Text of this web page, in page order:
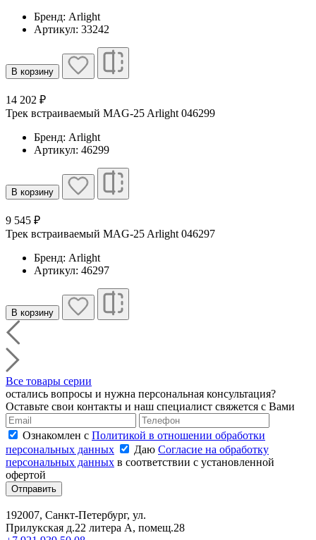
Бренд: Arlight
Артикул: 33242
В корзину
14 202 ₽
Трек встраиваемый MAG-25 Arlight 046299
Бренд: Arlight
Артикул: 46299
В корзину
9 545 ₽
Трек встраиваемый MAG-25 Arlight 046297
Бренд: Arlight
Артикул: 46297
В корзину
Все товары серии
остались вопросы и нужна персональная консультация?
Оставьте свои контакты и наш специалист свяжется с Вами
Ознакомлен с Политикой в отношении обработки
персональных данных
Даю Согласие на обработку
персональных данных в соответствии с установленной
офертой
Отправить
192007, Санкт-Петербург, ул.
Прилукская д.22 литера А, помещ.28